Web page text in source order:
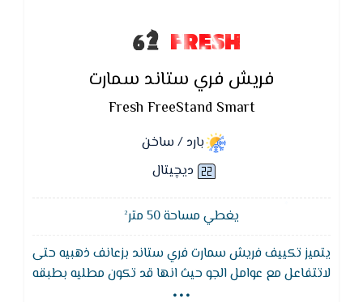
FRESH
فريش فري ستاند سمارت
Fresh FreeStand Smart
بارد / ساخن
ديچيتال
يغطي مساحة 50 متر²
يتميز تكييف فريش سمارت فري ستاند بزعانف ذهبيه حتى
لاتتفاعل مع عوامل الجو حيث انها قد تكون مطليه بطبقه
ضد التآكل مما يؤدى إلى طول العمر الافتراضي للكباس
...